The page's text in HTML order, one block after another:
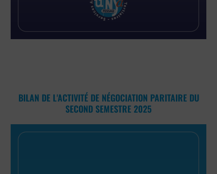
BILAN DE L'ACTIVITÉ DE NÉGOCIATION PARITAIRE DU
SECOND SEMESTRE 2025